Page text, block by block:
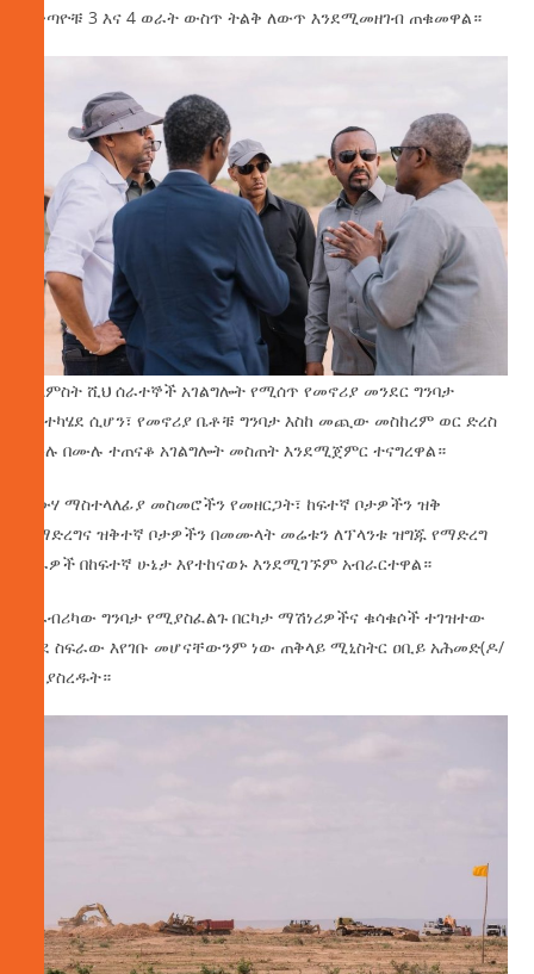
በቀጣዮቹ 3 እና 4 ወራት ውስጥ ትልቅ ለውጥ እንደሚመዘገብ ጠቁመዋል።
ለአምስት ሺህ ሰራተኞች አገልግሎት የሚሰጥ የመኖሪያ መንደር ግንባታ
እየተካሄደ ሲሆን፣ የመኖሪያ ቤቶቹ ግንባታ እስከ መጪው መስከረም ወር ድረስ
ሙሉ በሙሉ ተጠናቆ አገልግሎት መስጠት እንደሚጀምር ተናግረዋል።
የውሃ ማስተላለፊያ መስመሮችን የመዘርጋት፣ ከፍተኛ ቦታዎችን ዝቅ
የማድረግና ዝቅተኛ ቦታዎችን በመሙላት መሬቱን ለፕላንቱ ዝግጁ የማድረግ
ስራዎች በከፍተኛ ሁኔታ እየተከናወኑ እንደሚገኙም አብራርተዋል።
ለፋብሪካው ግንባታ የሚያስፈልጉ በርካታ ማሽነሪዎችና ቁሳቁሶች ተገዝተው
ወደ ስፍራው እየገቡ መሆናቸውንም ነው ጠቅላይ ሚኒስትር ዐቢይ አሕመድ(ዶ/
ር) ያስረዱት።